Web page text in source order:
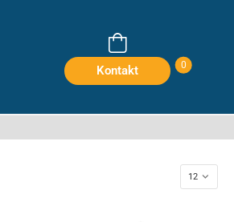
0
Kontakt
Sertifikacije
Sertifikacije